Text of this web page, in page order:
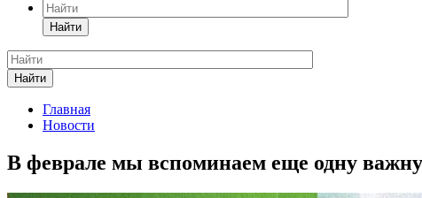
Найти
Найти
Главная
Новости
В феврале мы вспоминаем еще одну